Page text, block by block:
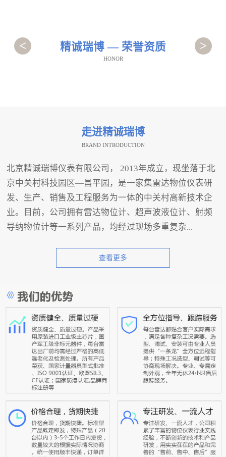
精诚瑞博 — 荣誉资质
HONOR
< >
走进精诚瑞博
BRAND INTRODUCTION
北京精诚瑞博仪表有限公司， 2013年成立，现坐落于北
京中关村科技园区—昌平园，是一家集雷达物位仪表研
发、生产、销售及工程服务为一体的中关村高新技术企
业。目前，公司拥有雷达物位计、超声波液位计、射频
导纳物位计等一系列产品，均经过现场多重复杂...
查看更多